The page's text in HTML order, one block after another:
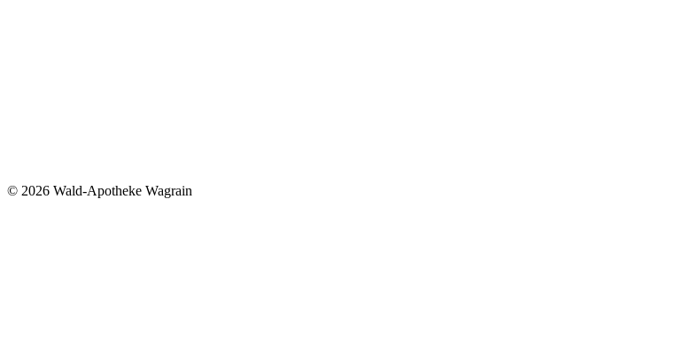
© 2026 Wald-Apotheke Wagrain